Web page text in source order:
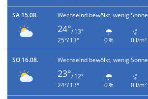
SA 15.08. Wechselnd bewölkt, wenig Sonne
24°/ 13°
25°/ 13°
0 % 0 l/m²
SO 16.08. Wechselnd bewölkt, wenig Sonne
23°/ 12°
24°/ 13°
0 % 0 l/m²